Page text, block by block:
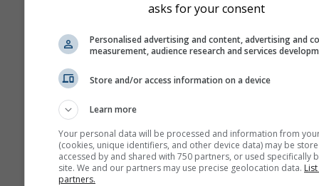
asks for your consent
Personalised advertising and content, advertising and
measurement, audience research and services
Store and/or access information on a device
Learn more
Your personal data will be processed and information from
(cookies, unique identifiers, and other device data) may be
accessed by and shared with 750 partners, or used specifically
site. We and our partners may use precise geolocation data.
partners.